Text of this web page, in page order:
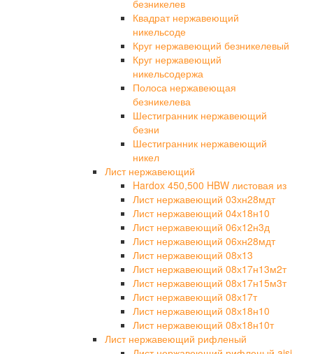
безникелев
Квадрат нержавеющий
никельсоде
Круг нержавеющий безникелевый
Круг нержавеющий
никельсодержа
Полоса нержавеющая
безникелева
Шестигранник нержавеющий
безни
Шестигранник нержавеющий
никел
Лист нержавеющий
Hardox 450,500 HBW листовая из
Лист нержавеющий 03хн28мдт
Лист нержавеющий 04х18н10
Лист нержавеющий 06х12н3д
Лист нержавеющий 06хн28мдт
Лист нержавеющий 08х13
Лист нержавеющий 08х17н13м2т
Лист нержавеющий 08х17н15м3т
Лист нержавеющий 08х17т
Лист нержавеющий 08х18н10
Лист нержавеющий 08х18н10т
Лист нержавеющий рифленый